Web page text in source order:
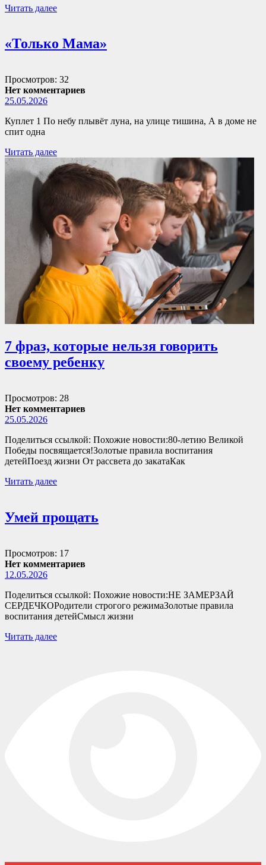
Читать далее
«Только Мама»
Просмотров: 32
Нет комментариев
25.05.2026
Куплет 1 По небу плывёт луна, на улице тишина, А в доме не
спит одна
Читать далее
7 фраз, которые нельзя говорить
своему ребенку
Просмотров: 28
Нет комментариев
25.05.2026
Поделиться ссылкой: Похожие новости:80-летию Великой
Победы посвящается!Золотые правила воспитания
детейПоезд жизни От рассвета до закатаКак
Читать далее
Умей прощать
Просмотров: 17
Нет комментариев
12.05.2026
Поделиться ссылкой: Похожие новости:НЕ ЗАМЕРЗАЙ
СЕРДЕЧКОРодители строгого режимаЗолотые правила
воспитания детейСмысл жизни
Читать далее